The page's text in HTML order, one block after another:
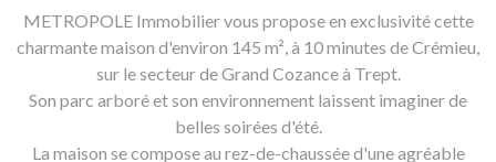
METROPOLE Immobilier vous propose en exclusivité cette
charmante maison d'environ 145 m², à 10 minutes de Crémieu,
sur le secteur de Grand Cozance à Trept.
Son parc arboré et son environnement laissent imaginer de
belles soirées d'été.
La maison se compose au rez-de-chaussée d'une agréable